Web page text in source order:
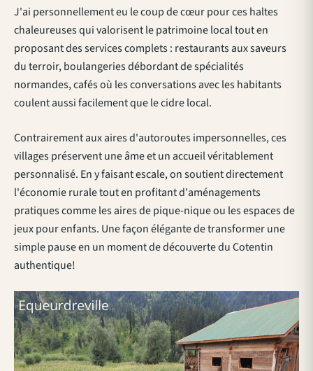
J'ai personnellement eu le coup de cœur pour ceshaltes
chaleureuses qui valorisent le patrimoine localtout en
proposant des services complets : restaurants aux saveurs
du terroir, boulangeries débordant de spécialités
normandes, cafés où les conversations avec les habitants
coulent aussi facilement que le cidre local.
Contrairement aux aires d'autoroutes impersonnelles, ces
villages préservent une âme et un accueil véritablement
personnalisé. En y faisant escale, on soutient directement
l'économie rurale tout en profitant d'aménagements
pratiques comme les aires de pique-nique ou les espaces de
jeux pour enfants. Une façon élégante de transformer une
simple pause en un moment de découverte du Cotentin
authentique!